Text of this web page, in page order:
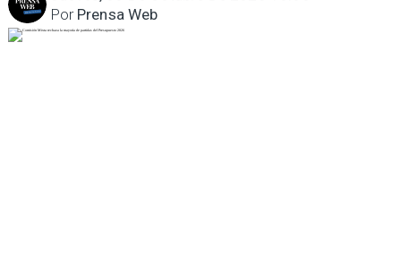
Prensa Web
Por